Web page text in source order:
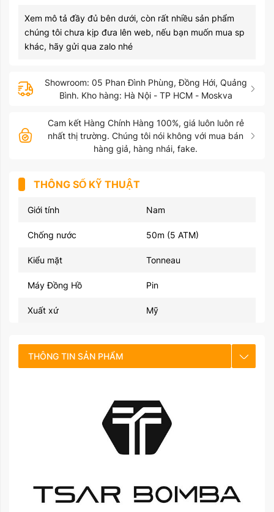
Xem mô tả đầy đủ bên dưới, còn rất nhiều sản phẩm
chúng tôi chưa kịp đưa lên web, nếu bạn muốn mua sp
khác, hãy gửi qua zalo nhé
Showroom: 05 Phan Đình Phùng, Đồng Hới, Quảng
Bình. Kho hàng: Hà Nội - TP HCM - Moskva
Cam kết Hàng Chính Hàng 100%, giá luôn luôn rẻ
nhất thị trường. Chúng tôi nói không với mua bán
hàng giả, hàng nhái, fake.
THÔNG SỐ KỸ THUẬT
Giới tính Nam
Chống nước 50m (5 ATM)
Kiểu mặt Tonneau
Máy Đồng Hồ Pin
Xuất xứ Mỹ
THÔNG TIN SẢN PHẨM
HƯỚNG DẪN SỬ DỤNG